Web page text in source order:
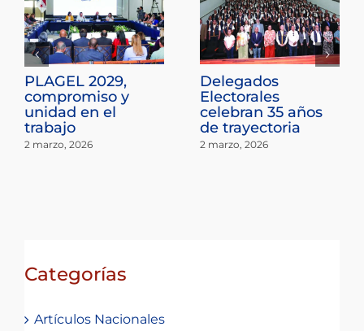
PLAGEL 2029,
compromiso y
unidad en el
trabajo
2 marzo, 2026
Delegados
Electorales
celebran 35 años
de trayectoria
2 marzo, 2026
Categorías
Artículos Nacionales